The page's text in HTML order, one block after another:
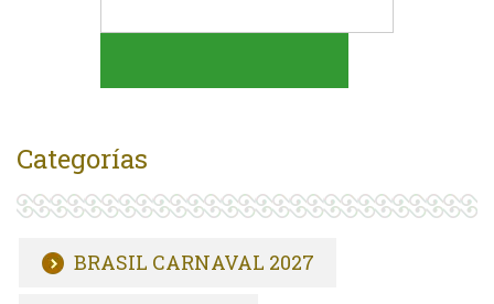
Categorías
BRASIL CARNAVAL 2027